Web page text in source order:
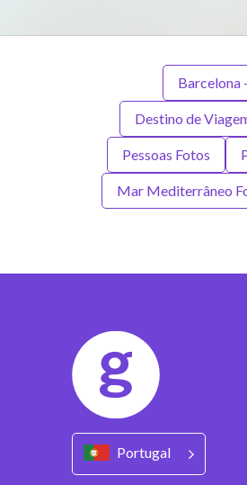
Barcelona
Destino de
Pessoas Fotos
Mar Mediterrâneo
Portugal